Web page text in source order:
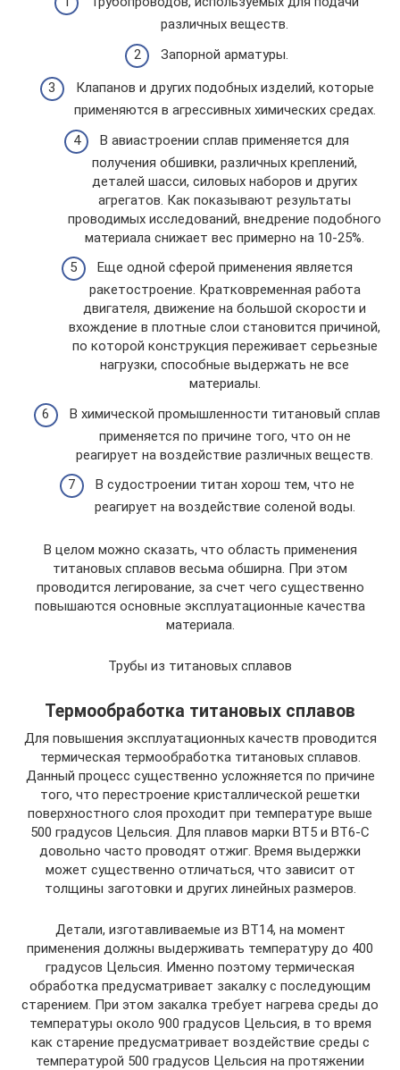
различных веществ.
Запорной арматуры.
Клапанов и других подобных изделий, которые
применяются в агрессивных химических средах.
В авиастроении сплав применяется для
получения обшивки, различных креплений,
деталей шасси, силовых наборов и других
агрегатов. Как показывают результаты
проводимых исследований, внедрение подобного
материала снижает вес примерно на 10-25%.
Еще одной сферой применения является
ракетостроение. Кратковременная работа
двигателя, движение на большой скорости и
вхождение в плотные слои становится причиной,
по которой конструкция переживает серьезные
нагрузки, способные выдержать не все
материалы.
В химической промышленности титановый сплав
применяется по причине того, что он не
реагирует на воздействие различных веществ.
В судостроении титан хорош тем, что не
реагирует на воздействие соленой воды.
В целом можно сказать, что область применения
титановых сплавов весьма обширна. При этом
проводится легирование, за счет чего существенно
повышаются основные эксплуатационные качества
материала.
Трубы из титановых сплавов
Термообработка титановых сплавов
Для повышения эксплуатационных качеств проводится
термическая термообработка титановых сплавов.
Данный процесс существенно усложняется по причине
того, что перестроение кристаллической решетки
поверхностного слоя проходит при температуре выше
500 градусов Цельсия. Для плавов марки ВТ5 и ВТ6-С
довольно часто проводят отжиг. Время выдержки
может существенно отличаться, что зависит от
толщины заготовки и других линейных размеров.
Детали, изготавливаемые из ВТ14, на момент
применения должны выдерживать температуру до 400
градусов Цельсия. Именно поэтому термическая
обработка предусматривает закалку с последующим
старением. При этом закалка требует нагрева среды до
температуры около 900 градусов Цельсия, в то время
как старение предусматривает воздействие среды с
температурой 500 градусов Цельсия на протяжении